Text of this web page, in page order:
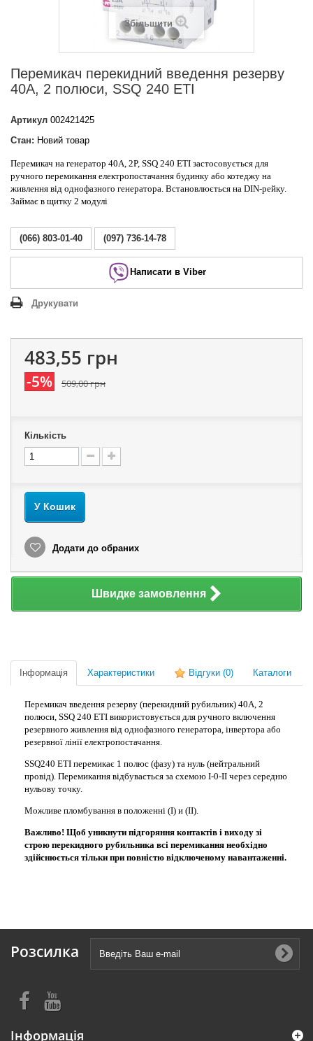
Збільшити
Перемикач перекидний введення резерву
40А, 2 полюси, SSQ 240 ETI
Артикул 002421425
Стан: Новий товар
Перемикач на генератор 40А, 2P, SSQ 240 ETI застосовується для
ручного перемикання електропостачання будинку або котеджу на
живлення від однофазного генератора. Встановлюється на DIN-рейку.
Займає в щитку 2 модулі
(066) 803-01-40 (097) 736-14-78
Написати в Viber
Друкувати
483,55 грн
-5% 509,00 грн
Кількість
У Кошик
Додати до обраних
Швидке замовлення
Інформація Характеристики Відгуки (0) Каталоги
Перемикач введення резерву (перекидний рубильник) 40А, 2
полюси, SSQ 240 ETI використовується для ручного включення
резервного живлення від однофазного генератора, інвертора або
резервної лінії електропостачання.
SSQ240 ETI перемикає 1 полюс (фазу) та нуль (нейтральний
провід). Перемикання відбувається за схемою I-0-II через середню
нульову точку.
Можливе пломбування в положенні (I) и (II).
Важливо! Щоб уникнути підгоряння контактів і виходу зі
строю перекидного рубильника всі перемикання необхідно
здійснюється тільки при повністю відключеному навантаженні.
Розсилка
Інформація